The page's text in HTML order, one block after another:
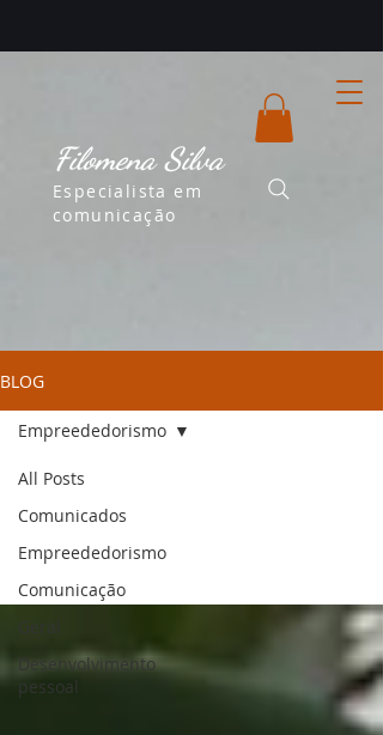
Filomena Silva
Especialista em
comunicação
BLOG
All Posts
Comunicados
Empreededorismo
Comunicação
Geral
Desenvolvimento
pessoal
Empreededorismo
Empreededorismo